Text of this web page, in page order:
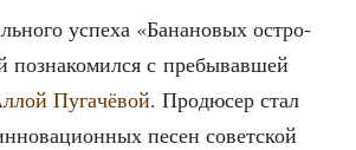
успе­ха «Бана­но­вых ост­ро­
позна­ко­мил­ся с пре­бы­вав­шей
Пуга­чё­вой. Про­дю­сер стал
песен совет­ской